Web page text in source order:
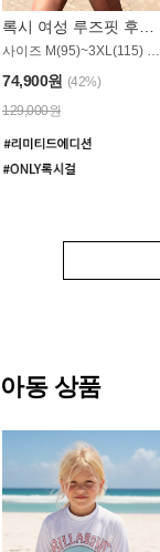
록시 여성 루즈핏 후드 래쉬가드 WT900BRX
사이즈 M(95)~3XL(115) / 롱기장 타입
74,900원 (42%)
129,000원
아동 상품